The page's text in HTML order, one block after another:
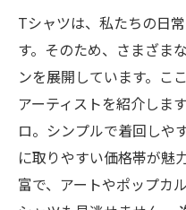
Tシャツは、私たちの日
す。そのため、さまざま
ンを展開しています。こ
アーティストを紹介しま
ロ。シンプルで着回しや
に取りやすい価格帯が魅
富で、アートやポップカ